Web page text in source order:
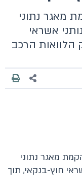
מאגר נתוני
אשראי
הלוואות הרכב
מאגר נתוני
חוץ-בנקאי, תוך